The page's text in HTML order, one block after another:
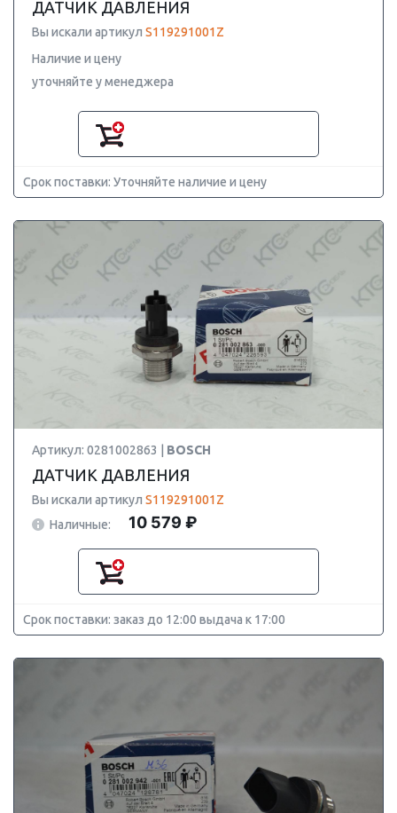
ДАТЧИК ДАВЛЕНИЯ
Вы искали артикул S119291001Z
Наличие и цену
уточняйте у менеджера
Срок поставки: Уточняйте наличие и цену
Артикул: 0281002863 | BOSCH
ДАТЧИК ДАВЛЕНИЯ
Вы искали артикул S119291001Z
Наличные:
10 579 ₽
Срок поставки: заказ до 12:00 выдача к 17:00